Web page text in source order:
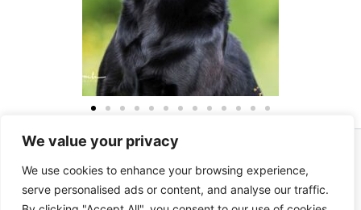
We value your privacy
We use cookies to enhance your browsing experience,
serve personalised ads or content, and analyse our traffic.
Copyright © 2026 Aus dem Habichtsreich